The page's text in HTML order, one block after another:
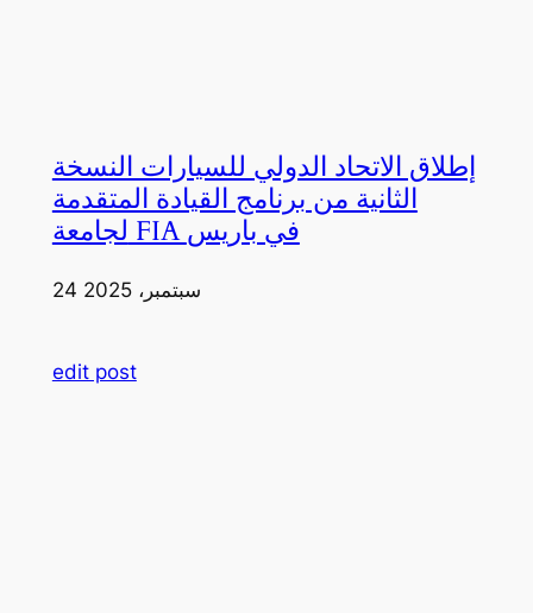
إطلاق الاتحاد الدولي للسيارات النسخة
الثانية من برنامج القيادة المتقدمة
لجامعة FIA في باريس
24 سبتمبر، 2025
edit post